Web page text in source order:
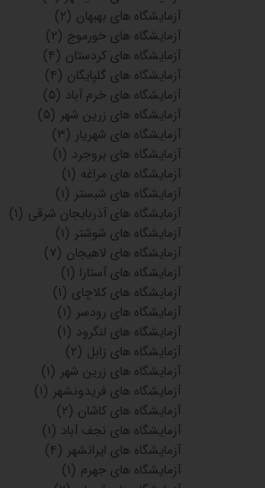
آزمایشگاه های بهبهان (۲)
آزمایشگاه های خورموج (۲)
آزمایشگاه های کردستان (۴)
آزمایشگاه های گلپایگان (۴)
آزمایشگاه های خرم آباد (۵)
آزمایشگاه های زرین شهر (۵)
آزمایشگاه های شهریار (۳)
آزمایشگاه های بروجرد (۱)
آزمایشگاه های مراغه (۱)
آزمایشگاه های شبستر (۱)
آزمایشگاه های آذربایجان شرقی (۱)
آزمایشگاه های شوشتر (۱)
آزمایشگاه های لاهیجان (۷)
آزمایشگاه های آستارا (۱)
آزمایشگاه های کلاچای (۱)
آزمایشگاه های رودسر (۱)
آزمایشگاه های لنگرود (۱)
آزمایشگاه های زابل (۲)
آزمایشگاه های زرین شهر (۱)
آزمایشگاه های فریدونشهر (۱)
آزمایشگاه های کاشان (۲)
آزمایشگاه های نجف آباد (۱)
آزمایشگاه های ایرانشهر (۴)
آزمایشگاه های جهرم (۱)